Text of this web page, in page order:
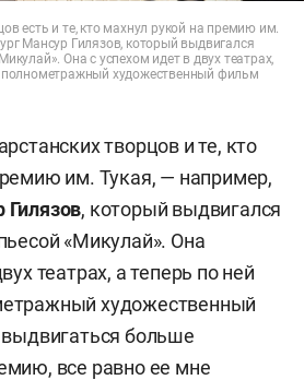
есть и те, кто махнул рукой на премию им.
Мансур Гилязов, который выдвигался
Она с успехом идет в двух театрах,
полнометражный художественный фильм
творцов и те, кто
им. Тукая, — например,
Гилязов, который выдвигался
«Микулай». Она
театрах, а теперь по ней
художественный
больше
все равно ее мне